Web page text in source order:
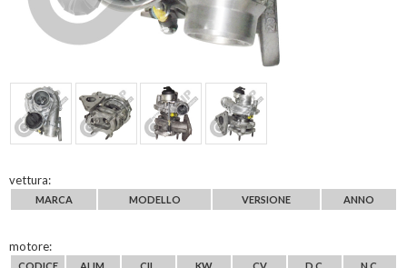
vettura:
MARCA MODELLO VERSIONE ANNO
motore:
CODICE ALIM. CIL. KW CV D.C.
N.C.